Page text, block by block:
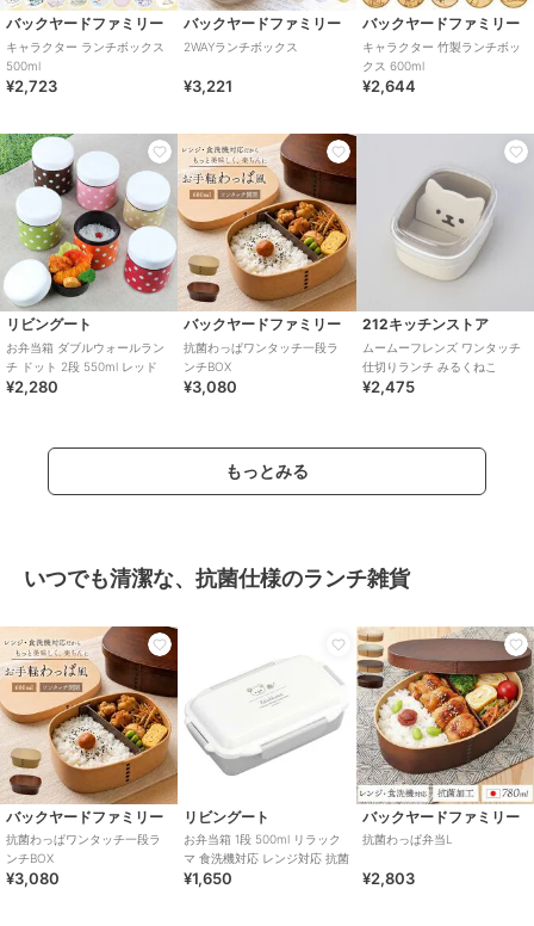
バックヤードファミリー
キャラクター ランチボックス
500ml
¥2,723
バックヤードファミリー
2WAYランチボックス
¥3,221
バックヤードファミリー
キャラクター 竹製ランチボッ
クス 600ml
¥2,644
リビングート
お弁当箱 ダブルウォールラン
チ ドット 2段 550ml レッド
¥2,280
バックヤードファミリー
抗菌わっぱワンタッチ一段ラ
ンチBOX
¥3,080
212キッチンストア
ムームーフレンズ ワンタッチ
仕切りランチ みるくねこ
¥2,475
もっとみる
いつでも清潔な、抗菌仕様のランチ雑貨
バックヤードファミリー
抗菌わっぱワンタッチ一段ラ
ンチBOX
¥3,080
リビングート
お弁当箱 1段 500ml リラック
マ 食洗機対応 レンジ対応 抗菌
¥1,650
バックヤードファミリー
抗菌わっぱ弁当L
¥2,803